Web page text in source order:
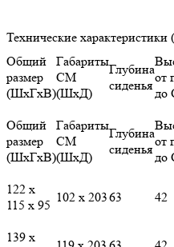
Технические характеристики
Общий
размер
(ШхГхВ)
Габариты
СМ
(ШхД)
Глубина
сиденья
от
до
Общий
размер
(ШхГхВ)
Габариты
СМ
(ШхД)
Глубина
сиденья
от
до
122 х
115 х 95
102 х 20363 42
139 х